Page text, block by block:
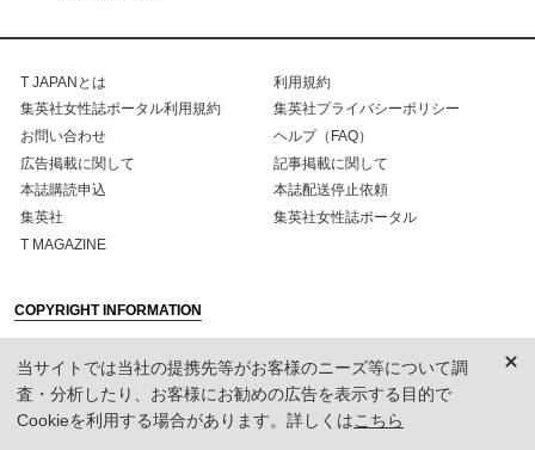
T JAPANとは
利用規約
集英社女性誌ポータル利用規約
集英社プライバシーポリシー
お問い合わせ
ヘルプ（FAQ）
広告掲載に関して
記事掲載に関して
本誌購読申込
本誌配送停止依頼
集英社
集英社女性誌ポータル
T MAGAZINE
COPYRIGHT INFORMATION
Times Co., NY, USA, and are used under license by The Asahi Shimbun, Japan.
Content reproduced from T, The New York Times Style Magazine, copyright 2016 The New
York Times Co. and/or its contributors, all rights reserved.
当サイトでは当社の提携先等がお客様のニーズ等について調
査・分析したり、お客様にお勧めの広告を表示する目的で
Cookieを利用する場合があります。詳しくはこちら